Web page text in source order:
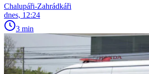
Chalupáři-Zahrádkáři
dnes, 12:24
3 min